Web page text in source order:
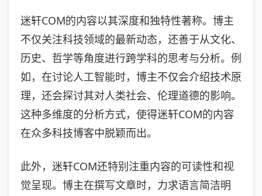
迷轩COM的内容以其深度和独特性著称。博主
不仅关注科技领域的最新动态，还善于从文化、
历史、哲学等角度进行跨学科的思考与分析。例
如，在讨论人工智能时，博主不仅会介绍技术原
理，还会探讨其对人类社会、伦理道德的影响。
这种多维度的分析方式，使得迷轩COM的内容
在众多科技博客中脱颖而出。
此外，迷轩COM还特别注重内容的可读性和视
觉呈现。博主在撰写文章时，力求语言简洁明